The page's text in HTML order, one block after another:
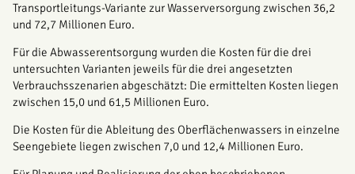
Transportleitungs-Variante zur Wasserversorgung zwischen 36,2
und 72,7 Millionen Euro.
Für die Abwasserentsorgung wurden die Kosten für die drei
untersuchten Varianten jeweils für die drei angesetzten
Verbrauchsszenarien abgeschätzt: Die ermittelten Kosten liegen
zwischen 15,0 und 61,5 Millionen Euro.
Die Kosten für die Ableitung des Oberflächenwassers in einzelne
Seengebiete liegen zwischen 7,0 und 12,4 Millionen Euro.